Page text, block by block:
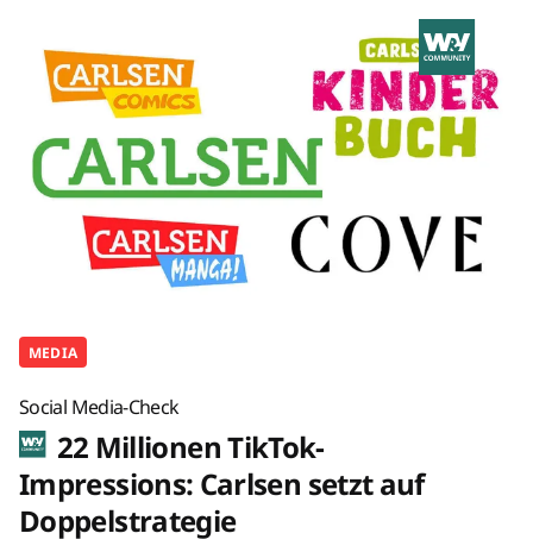
MEDIA
Social Media-Check
22 Millionen TikTok-
Impressions: Carlsen setzt auf
Doppelstrategie